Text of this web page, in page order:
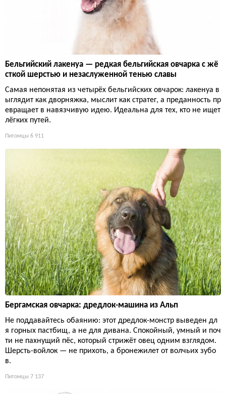
Бельгийский лакенуа — редкая бельгийская овчарка с жё
сткой шерстью и незаслуженной тенью славы
Самая непонятая из четырёх бельгийских овчарок: лакенуа в
ыглядит как дворняжка, мыслит как стратег, а преданность пр
евращает в навязчивую идею. Идеальна для тех, кто не ищет
лёгких путей.
Питомцы 6 911
Бергамская овчарка: дредлок-машина из Альп
Не поддавайтесь обаянию: этот дредлок-монстр выведен дл
я горных пастбищ, а не для дивана. Спокойный, умный и поч
ти не пахнущий пёс, который стрижёт овец одним взглядом.
Шерсть-войлок — не прихоть, а бронежилет от волчьих зубо
в.
Питомцы 7 137